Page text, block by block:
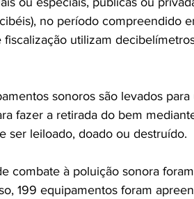
no período compreendido
utilizam
sonoros são levados
fazer a retirada do bem
ser leiloado, doado ou destruído.
combate à poluição sonora
199 equipamentos foram